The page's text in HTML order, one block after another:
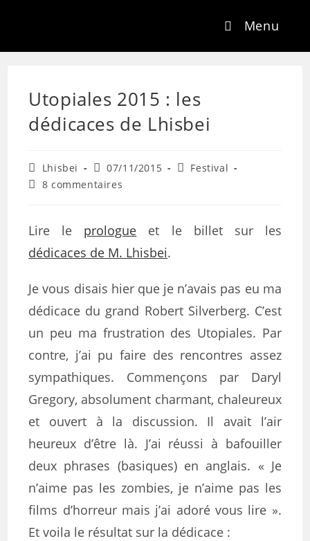
Menu
Utopiales 2015 : les
dédicaces de Lhisbei
Lhisbei 07/11/2015
Festival
8 commentaires
Lire le prologue et le billet sur les
dédicaces de M. Lhisbei.
Je vous disais hier que je n’avais pas eu ma
dédicace du grand Robert Silverberg. C’est
un peu ma frustration des Utopiales. Par
contre, j’ai pu faire des rencontres assez
sympathiques. Commençons par Daryl
Gregory, absolument charmant, chaleureux
et ouvert à la discussion. Il avait l’air
heureux d’être là. J’ai réussi à bafouiller
deux phrases (basiques) en anglais. « Je
n’aime pas les zombies, je n’aime pas les
films d’horreur mais j’ai adoré vous lire ».
Et voila le résultat sur la dédicace :